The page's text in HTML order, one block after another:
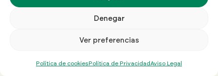
Denegar
Ver preferencias
Política de cookiesPolítica de PrivacidadAviso Legal